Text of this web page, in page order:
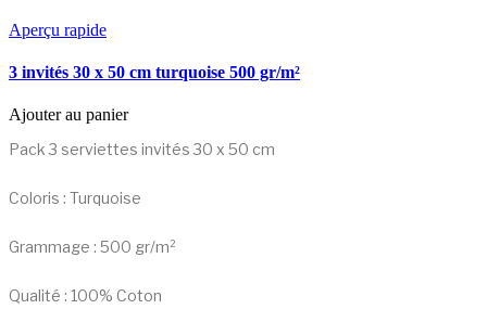
Aperçu rapide
3 invités 30 x 50 cm turquoise 500 gr/m²
Ajouter au panier
Pack 3 serviettes invités 30 x 50 cm
Coloris : Turquoise
Grammage : 500 gr/m²
Qualité : 100% Coton